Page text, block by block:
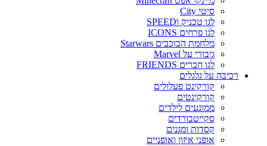
סיטי City
לגו טכניק וSPEED
לגו פרחים ICONS
מלחמת הכוכבים Starwars
גיבורי על Marvel
לגו חברים FRIENDS
רכיבה על גלגלים
קורקינט פעלולים
קורקינטים
ממונעים לילדים
סקייטבורדים
קסדות ומגנים
אופני איזון ואופניים